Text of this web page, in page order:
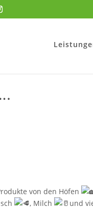
von den Höfen
, Milch
und